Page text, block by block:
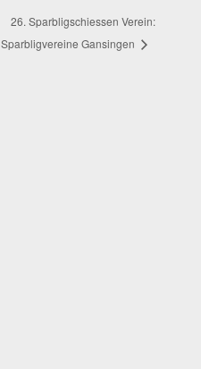
26. Sparbligschiessen Verein:
Sparbligvereine Gansingen